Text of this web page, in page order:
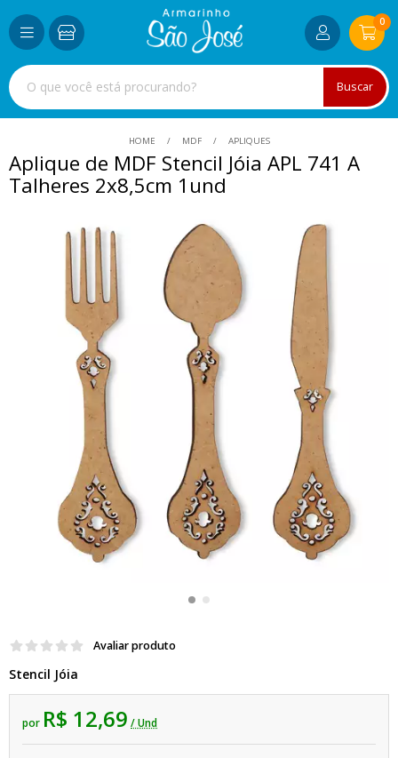
Buscar
0
HOME MDF APLIQUES
Aplique de MDF Stencil Jóia APL 741 A
Talheres 2x8,5cm 1und
Avaliar produto
Stencil Jóia
por R$ 12,69 / Und